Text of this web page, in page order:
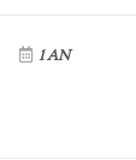
1 AN